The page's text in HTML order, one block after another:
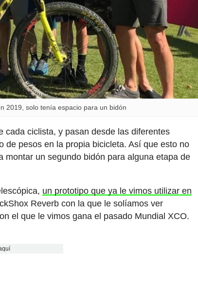
2019, solo tenía espacio para un bidón
cada ciclista, y pasan desde las diferentes
de pesos en la propia bicicleta. Así que esto no
un segundo bidón para alguna etapa de
un prototipo que ya le vimos utilizar en
Reverb con la que le solíamos ver
el que le vimos gana el pasado Mundial XCO.